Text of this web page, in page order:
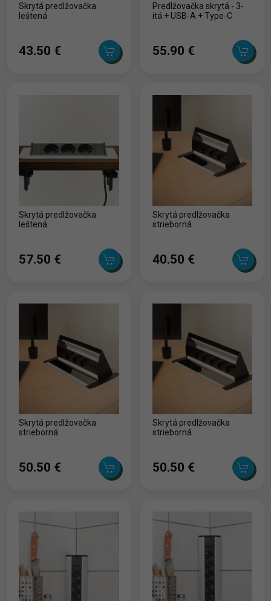
Skrytá predlžovačka
leštená
43.50 ‎€
Predlžovačka skrytá - 3-
itá + USB-A + Type-C
55.90 ‎€
Skrytá predlžovačka
leštená
57.50 ‎€
Skrytá predlžovačka
strieborná
40.50 ‎€
Skrytá predlžovačka
strieborná
50.50 ‎€
Skrytá predlžovačka
strieborná
50.50 ‎€